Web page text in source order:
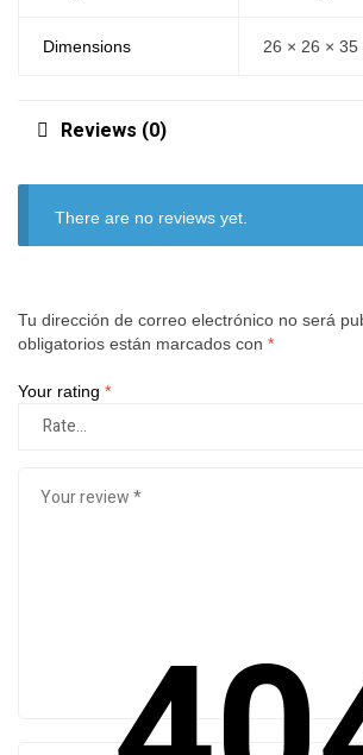
Dimensions 26 × 26 × 35
Reviews (0)
There are no reviews yet.
Tu dirección de correo electrónico no será
obligatorios están marcados con *
Your rating *